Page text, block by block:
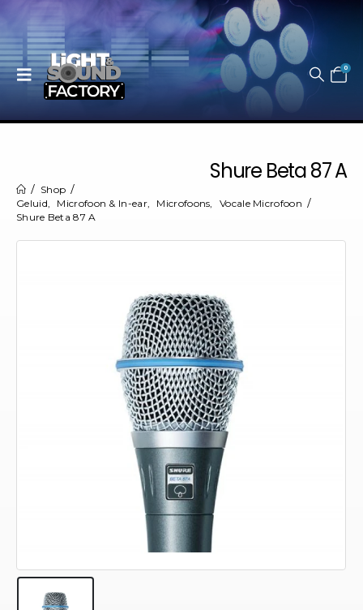
0
Shure Beta 87 A
Shop
Geluid, Microfoon & In-ear, Microfoons,
Vocale Microfoon
Shure Beta 87 A